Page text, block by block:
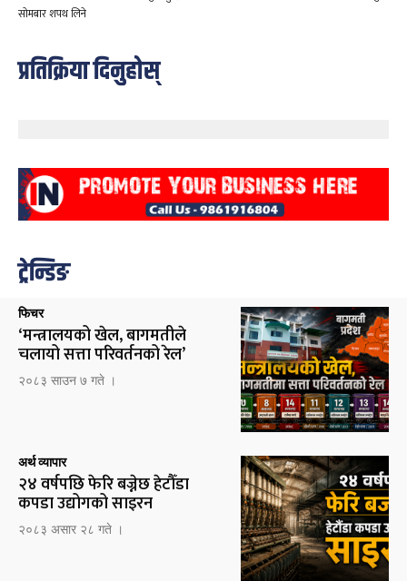
सोमबार शपथ लिने
प्रतिक्रिया दिनुहोस्
ट्रेन्डिङ
फिचर
‘मन्त्रालयको खेल, बागमतीले
चलायो सत्ता परिवर्तनको रेल’
२०८३ साउन ७ गते ।
अर्थ व्यापार
२४ वर्षपछि फेरि बज्नेछ हेटौँडा
कपडा उद्योगको साइरन
२०८३ असार २८ गते ।